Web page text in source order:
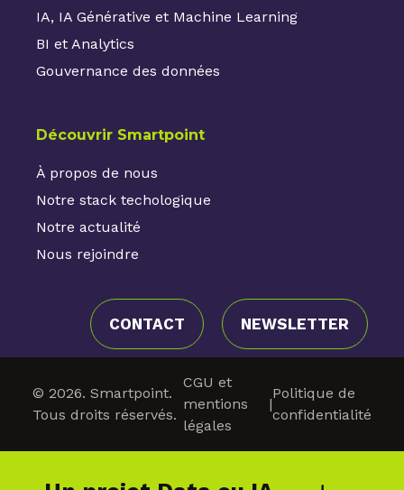
IA, IA Générative et Machine Learning
BI et Analytics
Gouvernance des données
Découvrir Smartpoint
À propos de nous
Notre stack techologique
Notre actualité
Nous rejoindre
CONTACT NEWSLETTER
© 2026. Smartpoint.
Tous droits réservés.
CGU et
mentions
légales
|
Politique de
confidentialité